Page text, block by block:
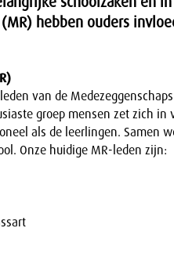
hebben ouders
van de
groep mensen zet zich in
als de leerlingen. Samen
Onze huidige MR-leden zijn: